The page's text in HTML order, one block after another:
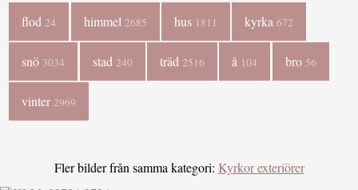
flod 24 himmel 2685 hus 1811 kyrka672
snö 3034 stad 240 träd 2516 å 104 bro 56
vinter 2969
Fler bilder från samma kategori: Kyrkor exteriörer